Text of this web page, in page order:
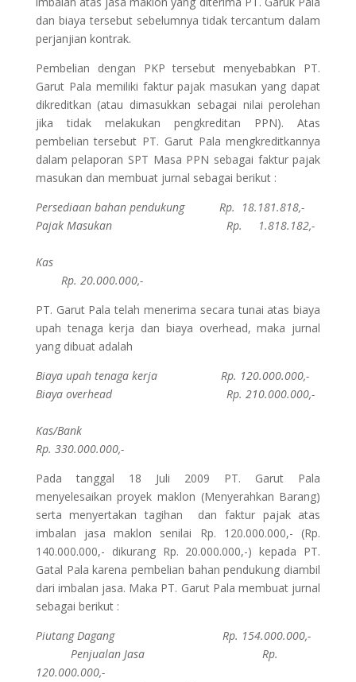
dan biaya tersebut sebelumnya tidak tercantum dalam
perjanjian kontrak.
Pembelian dengan PKP tersebut menyebabkan PT.
Garut Pala memiliki faktur pajak masukan yang dapat
dikreditkan (atau dimasukkan sebagai nilai perolehan
jika tidak melakukan pengkreditan PPN). Atas
pembelian tersebut PT. Garut Pala mengkreditkannya
dalam pelaporan SPT Masa PPN sebagai faktur pajak
masukan dan membuat jurnal sebagai berikut :
Persediaan bahan pendukung Rp. 18.181.818,-
Pajak Masukan Rp. 1.818.182,-
Kas
Rp. 20.000.000,-
PT. Garut Pala telah menerima secara tunai atas biaya
upah tenaga kerja dan biaya overhead, maka jurnal
yang dibuat adalah
Biaya upah tenaga kerja Rp. 120.000.000,-
Biaya overhead Rp. 210.000.000,-
Kas/Bank
Rp. 330.000.000,-
Pada tanggal 18 Juli 2009 PT. Garut Pala
menyelesaikan proyek maklon (Menyerahkan Barang)
serta menyertakan tagihan dan faktur pajak atas
imbalan jasa maklon senilai Rp. 120.000.000,- (Rp.
140.000.000,- dikurang Rp. 20.000.000,-) kepada PT.
Gatal Pala karena pembelian bahan pendukung diambil
dari imbalan jasa. Maka PT. Garut Pala membuat jurnal
sebagai berikut :
Piutang Dagang Rp. 154.000.000,-
Penjualan Jasa Rp.
120.000.000,-